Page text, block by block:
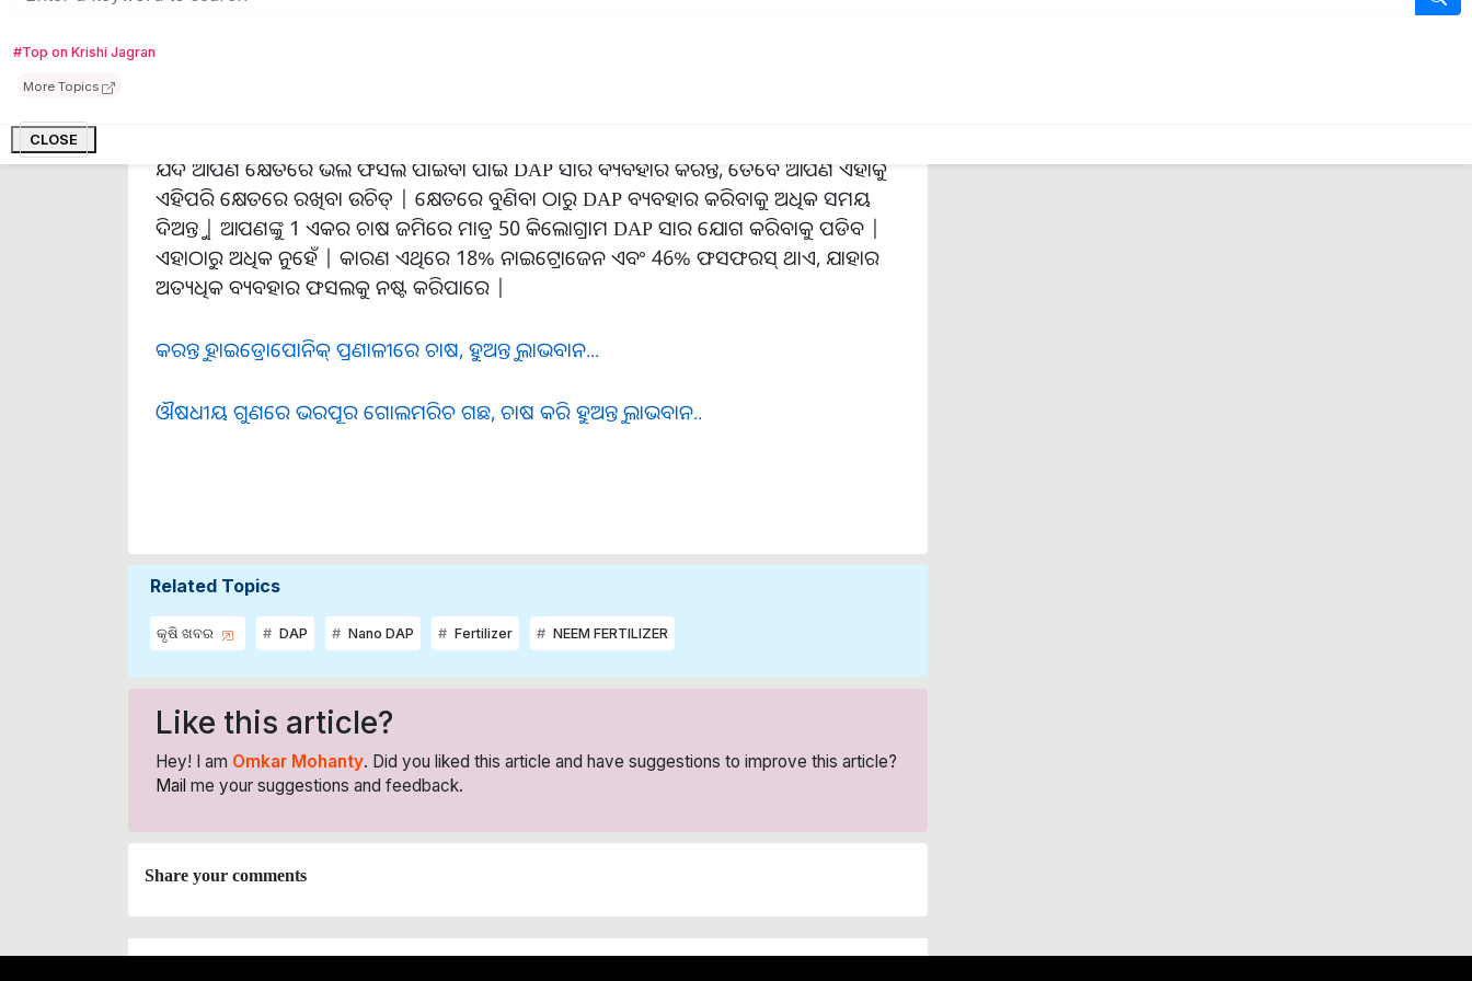
#Top on Krishi Jagran
More Topics
CLOSE
ଯଦି ଆପଣ କ୍ଷେତରେ ଭଲ ଫସଲ ପାଇବା ପାଇଁ DAP ସାର ବ୍ୟବହାର କରନ୍ତି, ତେବେ ଆପଣ ଏହାକୁ
ଏହିପରି କ୍ଷେତରେ ରଖିବା ଉଚିତ୍ | କ୍ଷେତରେ ବୁଣିବା ଠାରୁ DAP ବ୍ୟବହାର କରିବାକୁ ଅଧିକ ସମୟ
ଦିଅନ୍ତୁ | ଆପଣଙ୍କୁ 1 ଏକର ଚାଷ ଜମିରେ ମାତ୍ର 50 କିଲୋଗ୍ରାମ DAP ସାର ଯୋଗ କରିବାକୁ ପଡିବ |
ଏହାଠାରୁ ଅଧିକ ନୁହେଁ | କାରଣ ଏଥିରେ 18% ନାଇଟ୍ରୋଜେନ ଏବଂ 46% ଫସଫରସ୍ ଥାଏ, ଯାହାର
ଅତ୍ୟଧିକ ବ୍ୟବହାର ଫସଲକୁ ନଷ୍ଟ କରିପାରେ |
କରନ୍ତୁ ହାଇଡ୍ରୋପୋନିକ୍ ପ୍ରଣାଳୀରେ ଚାଷ, ହୁଅନ୍ତୁ ଲାଭବାନ...
ଔଷଧୀୟ ଗୁଣରେ ଭରପୂର ଗୋଲମରିଚ ଗଛ, ଚାଷ କରି ହୁଅନ୍ତୁ ଲାଭବାନ..
Related Topics
କୃଷି ଖବର DAP Nano DAP Fertilizer NEEM FERTILIZER
Like this article?
Hey! I am Omkar Mohanty. Did you liked this article and have suggestions to improve this article?
Mail me your suggestions and feedback.
Share your comments